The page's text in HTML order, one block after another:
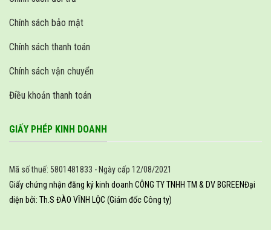
Chính sách bảo mật
Chính sách thanh toán
Chính sách vận chuyển
Điều khoản thanh toán
GIẤY PHÉP KINH DOANH
Mã số thuế: 5801481833 - Ngày cấp 12/08/2021
Giấy chứng nhận đăng ký kinh doanh CÔNG TY TNHH TM & DV BGREENĐại
diện bởi: Th.S ĐÀO VĨNH LỘC (Giám đốc Công ty)